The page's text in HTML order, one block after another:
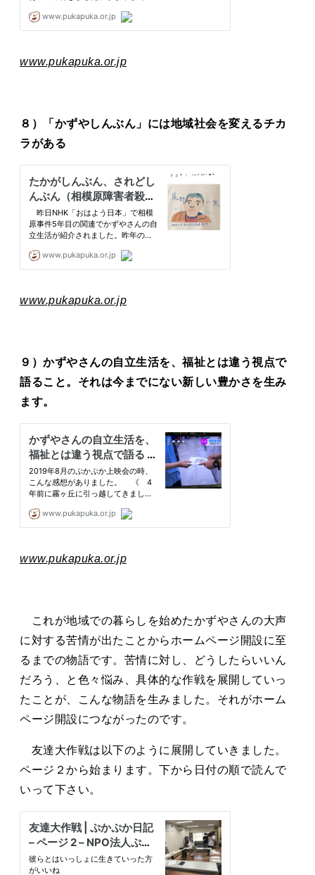
www.pukapuka.or.jp
８）「かずやしんぶん」には地域社会を変えるチカ
ラがある
www.pukapuka.or.jp
９）かずやさんの自立生活を、福祉とは違う視点で
語ること。それは今までにない新しい豊かさを生み
ます。
www.pukapuka.or.jp
これが地域での暮らしを始めたかずやさんの大声
に対する苦情が出たことからホームページ開設に至
るまでの物語です。苦情に対し、どうしたらいいん
だろう、と色々悩み、具体的な作戦を展開していっ
たことが、こんな物語を生みました。それがホーム
ページ開設につながったのです。
友達大作戦は以下のように展開していきました。
ページ２から始まります。下から日付の順で読んで
いって下さい。